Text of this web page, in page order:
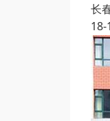
长
18-